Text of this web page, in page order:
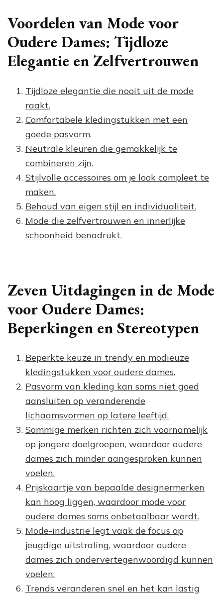
Voordelen van Mode voor
Oudere Dames: Tijdloze
Elegantie en Zelfvertrouwen
Tijdloze elegantie die nooit uit de mode
raakt.
Comfortabele kledingstukken met een
goede pasvorm.
Neutrale kleuren die gemakkelijk te
combineren zijn.
Stijlvolle accessoires om je look compleet te
maken.
Behoud van eigen stijl en individualiteit.
Mode die zelfvertrouwen en innerlijke
schoonheid benadrukt.
Zeven Uitdagingen in de Mode
voor Oudere Dames:
Beperkingen en Stereotypen
Beperkte keuze in trendy en modieuze
kledingstukken voor oudere dames.
Pasvorm van kleding kan soms niet goed
aansluiten op veranderende
lichaamsvormen op latere leeftijd.
Sommige merken richten zich voornamelijk
op jongere doelgroepen, waardoor oudere
dames zich minder aangesproken kunnen
voelen.
Prijskaartje van bepaalde designermerken
kan hoog liggen, waardoor mode voor
oudere dames soms onbetaalbaar wordt.
Mode-industrie legt vaak de focus op
jeugdige uitstraling, waardoor oudere
dames zich ondervertegenwoordigd kunnen
voelen.
Trends veranderen snel en het kan lastig